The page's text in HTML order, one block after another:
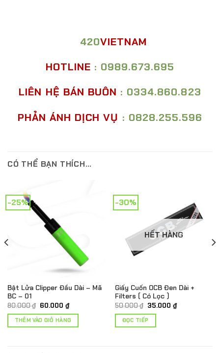
420VIETNAM
HOTLINE : 0989.673.695
LIÊN HỆ BÁN BUÔN : 0334.860.823
PHẢN ÁNH DỊCH VỤ : 0828.255.596
CÓ THỂ BẠN THÍCH…
-25%
Bật Lửa Clipper Đầu Dài – Mã
BC – 01
80.000₫ Giá
là:
80.000 ₫.
60.000 ₫Giá
hiện
tại
là:
THÊM VÀO GIỎ HÀNG
-30%
HẾT HÀNG
Giấy Cuốn OCB Đen Dài +
Filters ( Có Lọc )
50.000₫ Giá
là:
35.000 ₫Giá
hiện
ĐỌC TIẾP